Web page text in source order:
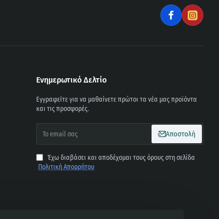
Ενημερωτικό Δελτίο
Εγγραφείτε για να μαθαίνετε πρώτοι τα νέα μας προϊόντα
και τις προσφορές.
email
σας
Αποστολή
Έχω διαβάσει και αποδέχομαι τους όρους στη σελίδα
Πολιτική Απορρήτου